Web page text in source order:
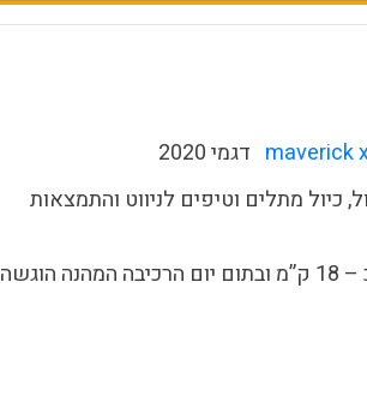
maverick דגמי 2020
מתלים וטיפים לניווט והתמצאות
מסלול : לאחר ההדרכה וכיול המתלים יצאו הלקוחות למסלול מעגלי אשר סומן מראש, כ – 18 ק”מ ובתום יום הרכיבה המהנה הוגשה